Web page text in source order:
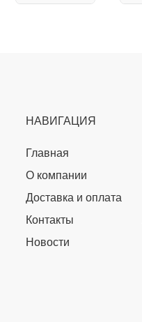
НАВИГАЦИЯ
Главная
О компании
Доставка и оплата
Контакты
Новости